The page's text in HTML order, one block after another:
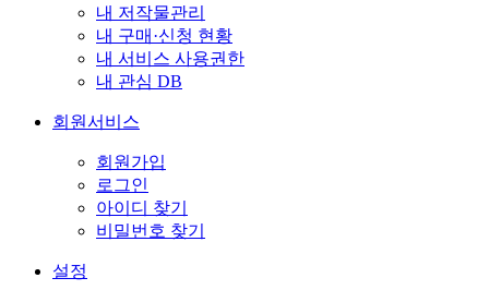
내 저작물관리
내 구매·신청 현황
내 서비스 사용권한
내 관심 DB
회원서비스
회원가입
로그인
아이디 찾기
비밀번호 찾기
설정